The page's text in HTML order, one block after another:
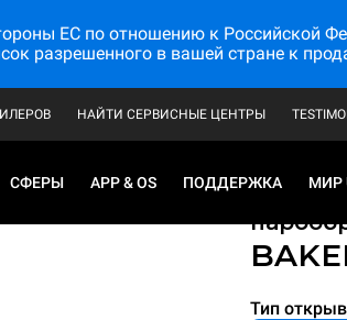
ЕС по отношению к Российской
разрешенного в вашей стране к
НАЙТИ СЕРВИСНЫЕ ЦЕНТРЫ
СФЕРЫ APP & OS ПОДДЕРЖКА МИР
Тип